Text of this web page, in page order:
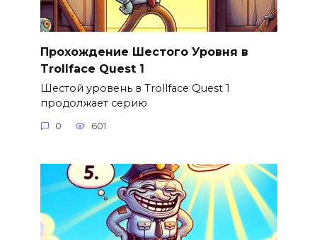
Прохождение Шестого Уровня в
Trollface Quest 1
Шестой уровень в Trollface Quest 1
продолжает серию
0 601